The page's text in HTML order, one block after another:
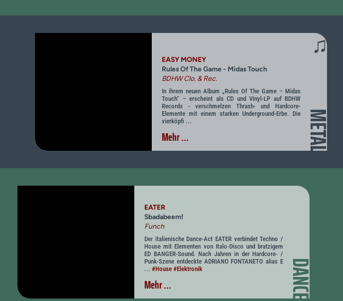
♫
METAL
EASY MONEY
Rules Of The Game - Midas Touch
BDHW Clo. & Rec.
In ihrem neuen Album „Rules Of The Game – Midas
Touch“ – erscheint als CD und Vinyl-LP auf BDHW
Records - verschmelzen Thrash- und Hardcore-
Elemente mit einem starken Underground-Erbe. Die
vierköpfi ...
Mehr ...
DANCE
EATER
Sbadabeem!
Funch
Der italienische Dance-Act EATER verbindet Techno /
House mit Elementen von Italo-Disco und bratzigem
ED BANGER-Sound. Nach Jahren in der Hardcore- /
Punk-Szene entdeckte ADRIANO FONTANETO alias E
... #House #Elektronik
Mehr ...